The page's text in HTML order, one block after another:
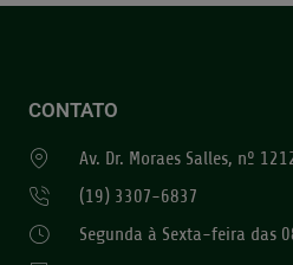
CONTATO
Av. Dr. Moraes Salles, nº
(19) 3307-6837
Segunda à Sexta-feira das